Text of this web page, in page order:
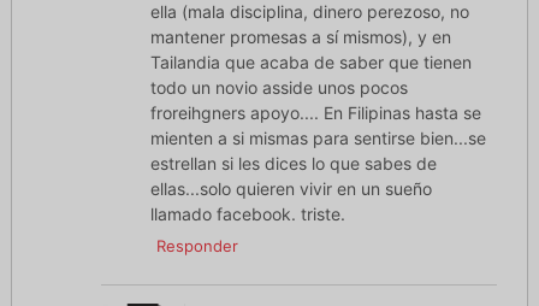
ella (mala disciplina, dinero perezoso, no
mantener promesas a sí mismos), y en
Tailandia que acaba de saber que tienen
todo un novio asside unos pocos
froreihgners apoyo.... En Filipinas hasta se
mienten a si mismas para sentirse bien...se
estrellan si les dices lo que sabes de
ellas...solo quieren vivir en un sueño
llamado facebook. triste.
Responder